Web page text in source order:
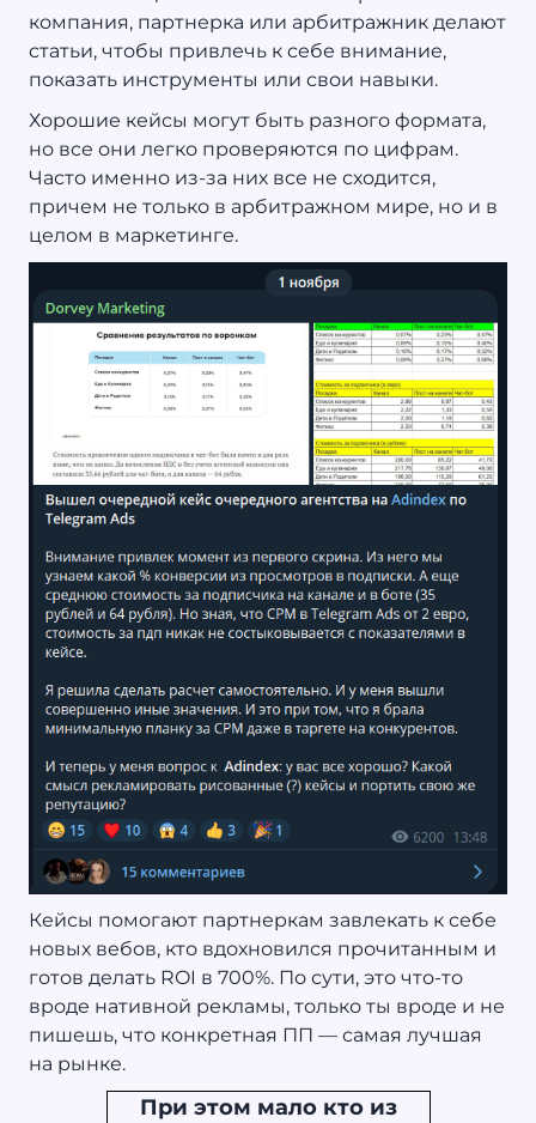
компания, партнерка или арбитражник делают
статьи, чтобы привлечь к себе внимание,
показать инструменты или свои навыки.
Хорошие кейсы могут быть разного формата,
но все они легко проверяются по цифрам.
Часто именно из-за них все не сходится,
причем не только в арбитражном мире, но и в
целом в маркетинге.
Кейсы помогают партнеркам завлекать к себе
новых вебов, кто вдохновился прочитанным и
готов делать ROI в 700%. По сути, это что-то
вроде нативной рекламы, только ты вроде и не
пишешь, что конкретная ПП — самая лучшая
на рынке.
При этом мало кто из